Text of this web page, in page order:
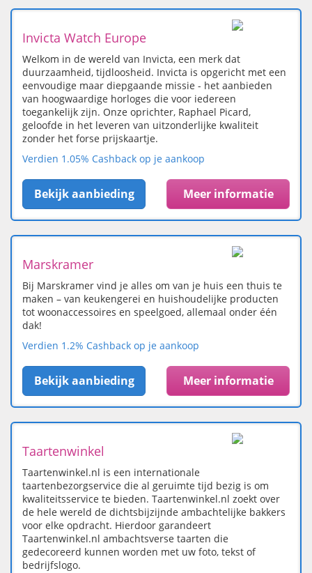
Invicta Watch Europe
Welkom in de wereld van Invicta, een merk dat
duurzaamheid, tijdloosheid. Invicta is opgericht met een
eenvoudige maar diepgaande missie - het aanbieden
van hoogwaardige horloges die voor iedereen
toegankelijk zijn. Onze oprichter, Raphael Picard,
geloofde in het leveren van uitzonderlijke kwaliteit
zonder het forse prijskaartje.
Verdien 1.05% Cashback op je aankoop
Bekijk aanbieding Meer informatie
Marskramer
Bij Marskramer vind je alles om van je huis een thuis te
maken – van keukengerei en huishoudelijke producten
tot woonaccessoires en speelgoed, allemaal onder één
dak!
Verdien 1.2% Cashback op je aankoop
Bekijk aanbieding Meer informatie
Taartenwinkel
Taartenwinkel.nl is een internationale
taartenbezorgservice die al geruimte tijd bezig is om
kwaliteitsservice te bieden. Taartenwinkel.nl zoekt over
de hele wereld de dichtsbijzijnde ambachtelijke bakkers
voor elke opdracht. Hierdoor garandeert
Taartenwinkel.nl ambachtsverse taarten die
gedecoreerd kunnen worden met uw foto, tekst of
bedrijfslogo.